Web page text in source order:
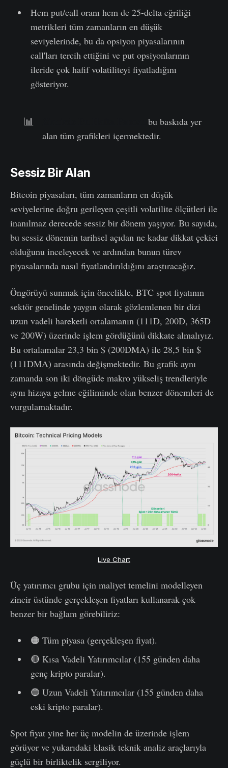
Hem put/call oranı hem de 25-delta eğriliği
metrikleri tüm zamanların en düşük
seviyelerinde, bu da opsiyon piyasalarının
call'ları tercih ettiğini ve put opsiyonlarının
ileride çok hafif volatiliteyi fiyatladığını
gösteriyor.
📊
bu baskıda yer
alan tüm grafikleri içermektedir.
Sessiz Bir Alan
Bitcoin piyasaları, tüm zamanların en düşük
seviyelerine doğru gerileyen çeşitli volatilite ölçütleri ile
inanılmaz derecede sessiz bir dönem yaşıyor. Bu sayıda,
bu sessiz dönemin tarihsel açıdan ne kadar dikkat çekici
olduğunu inceleyecek ve ardından bunun türev
piyasalarında nasıl fiyatlandırıldığını araştıracağız.
Öngörüyü sunmak için öncelikle, BTC spot fiyatının
sektör genelinde yaygın olarak gözlemlenen bir dizi
uzun vadeli hareketli ortalamanın (111D, 200D, 365D
ve 200W) üzerinde işlem gördüğünü dikkate almalıyız.
Bu ortalamalar 23,3 bin $ (200DMA) ile 28,5 bin $
(111DMA) arasında değişmektedir. Bu grafik aynı
zamanda son iki döngüde makro yükseliş trendleriyle
aynı hizaya gelme eğiliminde olan benzer dönemleri de
vurgulamaktadır.
Live Chart
Üç yatırımcı grubu için maliyet temelini modelleyen
zincir üstünde gerçekleşen fiyatları kullanarak çok
benzer bir bağlam görebiliriz:
🟠 Tüm piyasa (gerçekleşen fiyat).
🔴 Kısa Vadeli Yatırımcılar (155 günden daha
genç kripto paralar).
🔵 Uzun Vadeli Yatırımcılar (155 günden daha
eski kripto paralar).
Spot fiyat yine her üç modelin de üzerinde işlem
görüyor ve yukarıdaki klasik teknik analiz araçlarıyla
güçlü bir birliktelik sergiliyor.